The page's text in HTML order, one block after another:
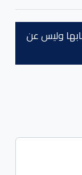
وليس عن